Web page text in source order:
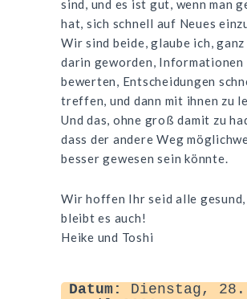
sind, und es ist gut, wenn man
hat, sich schnell auf Neues
Wir sind beide, glaube ich,
darin geworden, Informationen
bewerten, Entscheidungen
treffen, und dann mit ihnen zu
Und das, ohne groß damit zu
dass der andere Weg
besser gewesen sein könnte.
Wir hoffen Ihr seid alle gesund,
bleibt es auch!
Heike und Toshi
Datum:
Dienstag, 28.